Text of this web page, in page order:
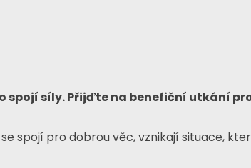
spojí síly. Přijďte na benefiční utkání
se spojí pro dobrou věc, vznikají situace,